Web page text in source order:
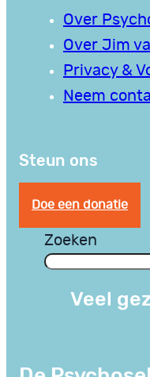
Over
Over Jim
Privacy &
Neem
Steun ons
Doe een donatie
Zoeken
Veel